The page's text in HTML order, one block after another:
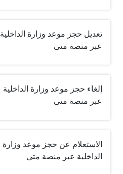
تعديل حجز موعد وزارة الداخلية
عبر منصة متى
إلغاء حجز موعد وزارة الداخلية
عبر منصة متى
الاستعلام عن حجز موعد وزارة
الداخلية عبر منصة متى